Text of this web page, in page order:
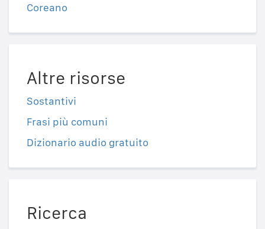
Coreano
Altre risorse
Sostantivi
Frasi più comuni
Dizionario audio gratuito
Ricerca